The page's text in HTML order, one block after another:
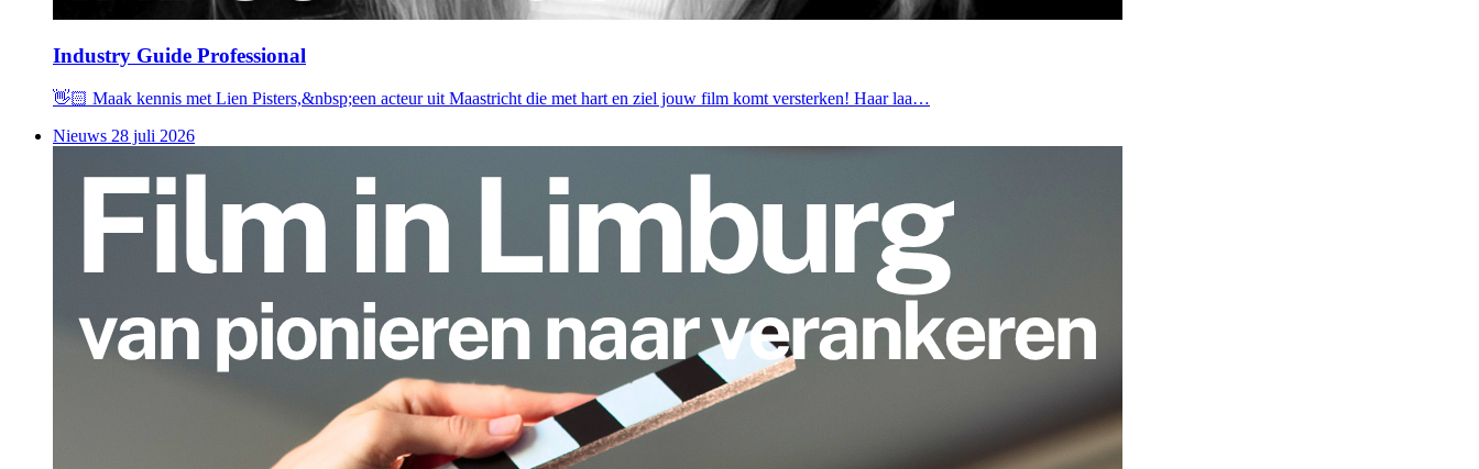
Industry Guide Professional
👋🏻 Maak kennis met Lien Pisters,&nbsp;een acteur uit Maastricht die met hart en ziel jouw film komt versterken! Haar laa…
Nieuws 28 juli 2026